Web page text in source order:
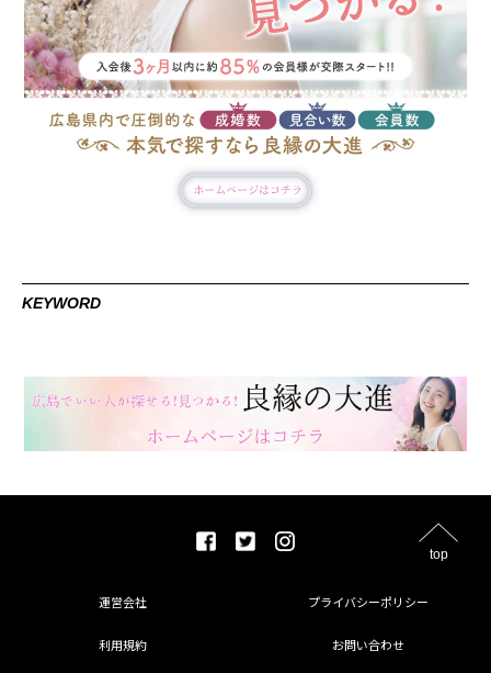
KEYWORD
top
運営会社 プライバシーポリシー
利用規約 お問い合わせ